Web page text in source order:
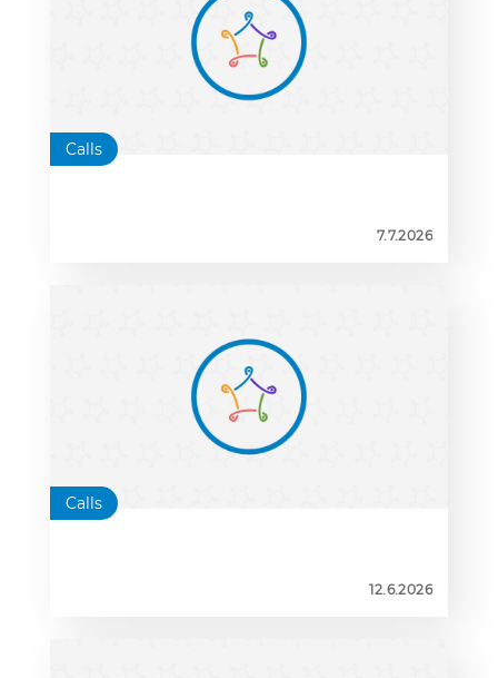
Calls
7.7.2026
Calls
12.6.2026